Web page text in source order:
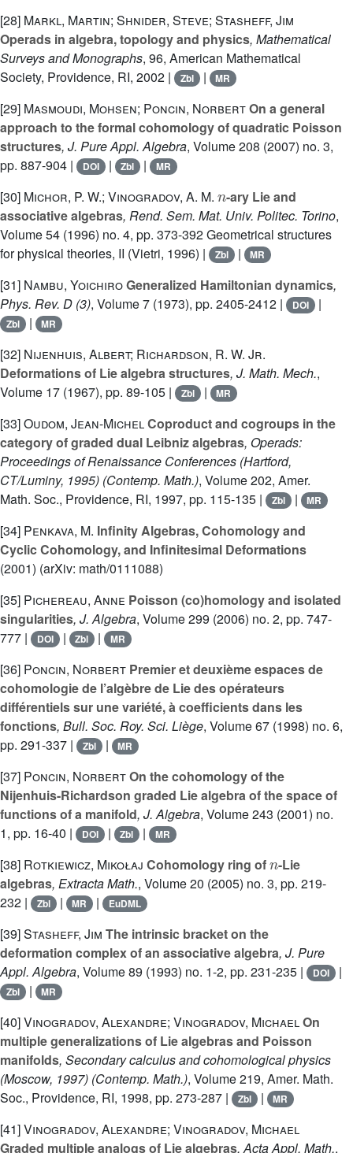
[28] Markl, Martin; Shnider, Steve; Stasheff, Jim
Operads in algebra, topology and physics, Mathematical
Surveys and Monographs, 96, American Mathematical
Society, Providence, RI, 2002 |
Zbl | MR
[29] Masmoudi, Mohsen; Poncin, NorbertOn a general
approach to the formal cohomology of quadratic Poisson
structures, J. Pure Appl. Algebra, Volume 208 (2007) no. 3,
pp. 887-904 |
DOI | Zbl | MR
[30] Michor, P. W.; Vinogradov, A. M.
-ary Lie and
associative algebras, Rend. Sem. Mat. Univ. Politec. Torino,
Volume 54 (1996) no. 4, pp. 373-392 Geometrical structures
for physical theories, II (Vietri, 1996) |
Zbl | MR
[31] Nambu, YoichiroGeneralized Hamiltonian dynamics,
Phys. Rev. D (3), Volume 7 (1973), pp. 2405-2412 | DOI |
Zbl | MR
[32] Nijenhuis, Albert; Richardson, R. W. Jr.
Deformations of Lie algebra structures, J. Math. Mech.,
Volume 17 (1967), pp. 89-105 | Zbl | MR
[33]Oudom, Jean-MichelCoproduct and cogroups in the
category of graded dual Leibniz algebras, Operads:
Proceedings of Renaissance Conferences (Hartford,
CT/Luminy, 1995) (Contemp. Math.), Volume 202, Amer.
Math. Soc., Providence, RI, 1997, pp. 115-135 |
Zbl | MR
[34] Penkava, M. Infinity Algebras, Cohomology and
Cyclic Cohomology, and Infinitesimal Deformations
(2001) (arXiv: math/0111088)
[35] Pichereau, Anne Poisson (co)homology and isolated
singularities, J. Algebra, Volume 299 (2006) no. 2, pp. 747-
777 |
DOI | Zbl | MR
[36] Poncin, Norbert Premier et deuxième espaces de
cohomologie de l’algèbre de Lie des opérateurs
différentiels sur une variété, à coefficients dans les
fonctions, Bull. Soc. Roy. Sci. Liège, Volume 67 (1998) no. 6,
pp. 291-337 |
Zbl | MR
[37] Poncin, NorbertOn the cohomology of the
Nijenhuis-Richardson graded Lie algebra of the space of
functions of a manifold, J. Algebra, Volume 243 (2001) no.
1, pp. 16-40 |
DOI | Zbl | MR
[38] Rotkiewicz, Mikołaj Cohomology ring of
-Lie
algebras, Extracta Math., Volume 20 (2005) no. 3, pp. 219-
232 |
Zbl | MR | EuDML
[39]Stasheff, Jim The intrinsic bracket on the
deformation complex of an associative algebra, J. Pure
Appl. Algebra, Volume 89 (1993) no. 1-2, pp. 231-235 | DOI |
Zbl | MR
[40]Vinogradov, Alexandre; Vinogradov, MichaelOn
multiple generalizations of Lie algebras and Poisson
manifolds, Secondary calculus and cohomological physics
(Moscow, 1997) (Contemp. Math.), Volume 219, Amer. Math.
Soc., Providence, RI, 1998, pp. 273-287 |
Zbl | MR
[41]Vinogradov, Alexandre; Vinogradov, Michael
Graded multiple analogs of Lie algebras, Acta Appl. Math.,